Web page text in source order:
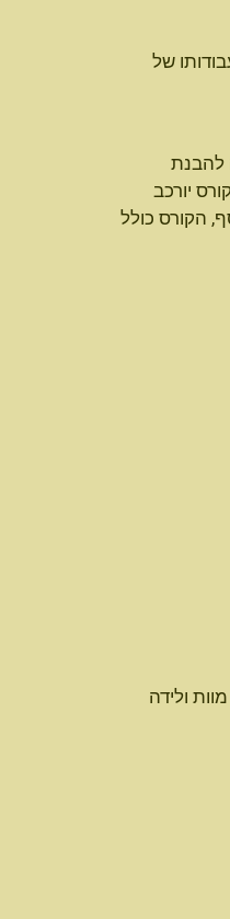
של
להבנת
יורכב
הקורס כולל
ולידה